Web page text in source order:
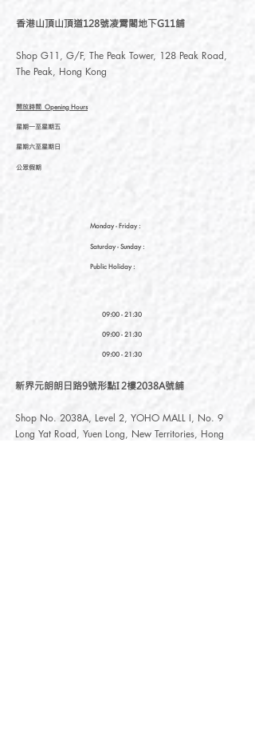
香港山頂山頂道128號凌霄閣地下G11舖
Shop G11, G/F, The Peak Tower, 128 Peak Road,
The Peak, Hong Kong
開放時間 Opening Hours
星期一至星期五
星期六至星期日
公眾假期
Monday - Friday :
Saturday- Sunday :
Public Holiday :
09:00 - 21:30
09:00 - 21:30
09:00 - 21:30
新界元朗朗日路9號形點I 2樓2038A號舖
Shop No. 2038A, Level 2, YOHO MALL I, No. 9
Long Yat Road, Yuen Long, New Territories, Hong